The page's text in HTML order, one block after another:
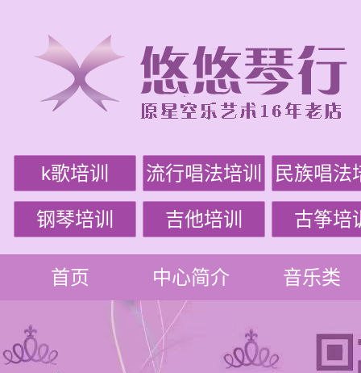
k歌培训 流行唱法培训 民族唱法
钢琴培训 吉他培训 古筝培
首页 中心简介 音乐类